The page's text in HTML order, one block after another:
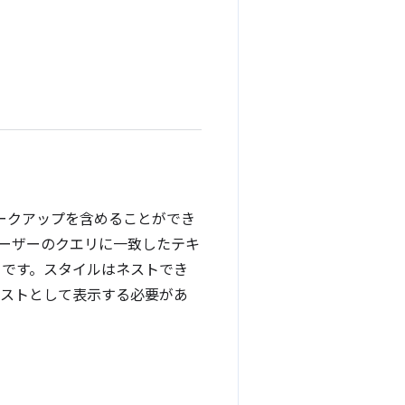
アップを含めることができ
ザーのクエリに一致したテキ
す。スタイルはネストでき
トとして表示する必要があ